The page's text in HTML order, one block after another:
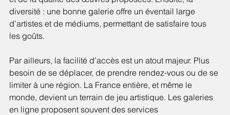
diversité : une bonne galerie offre un éventail large
d’artistes et de médiums, permettant de satisfaire tous
les goûts.
Par ailleurs, la facilité d’accès est un atout majeur. Plus
besoin de se déplacer, de prendre rendez-vous ou de se
limiter à une région. La France entière, et même le
monde, devient un terrain de jeu artistique. Les galeries
en ligne proposent souvent des services